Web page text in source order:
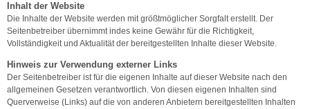
Inhalt der Website
Die Inhalte der Website werden mit größtmöglicher Sorgfalt erstellt. Der
Seitenbetreiber übernimmt indes keine Gewähr für die Richtigkeit,
Vollständigkeit und Aktualität der bereitgestellten Inhalte dieser Website.
Hinweis zur Verwendung externer Links
Der Seitenbetreiber ist für die eigenen Inhalte auf dieser Website nach den
allgemeinen Gesetzen verantwortlich. Von diesen eigenen Inhalten sind
Querverweise (Links) auf die von anderen Anbietern bereitgestellten Inhalten